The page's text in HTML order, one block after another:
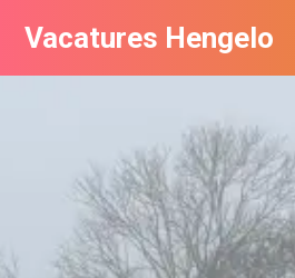
Vacatures Hengelo
Vacatures per bedrijf in Hengelo
Nieuwsbrief feed